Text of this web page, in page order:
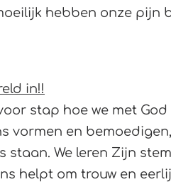
hebben onze pijn
in!!
stap hoe we met God
vormen en
staan. We leren Zijn
helpt om trouw en